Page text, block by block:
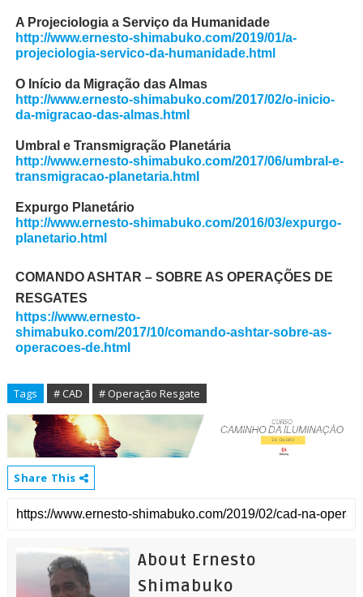
A Projeciologia a Serviço da Humanidade
http://www.ernesto-shimabuko.com/2019/01/a-
projeciologia-servico-da-humanidade.html
O Início da Migração das Almas
http://www.ernesto-shimabuko.com/2017/02/o-inicio-
da-migracao-das-almas.html
Umbral e Transmigração Planetária
http://www.ernesto-shimabuko.com/2017/06/umbral-e-
transmigracao-planetaria.html
Expurgo Planetário
http://www.ernesto-shimabuko.com/2016/03/expurgo-
planetario.html
COMANDO ASHTAR – SOBRE AS OPERAÇÕES DE
RESGATES
https://www.ernesto-
shimabuko.com/2017/10/comando-ashtar-sobre-as-
operacoes-de.html
Tags # CAD # Operação Resgate
Share This
About Ernesto
Shimabuko